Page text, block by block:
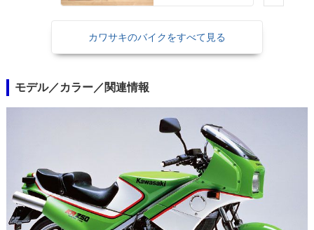
カワサキのバイクをすべて見る
モデル／カラー／関連情報